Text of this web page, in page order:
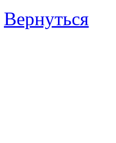
Вернуться